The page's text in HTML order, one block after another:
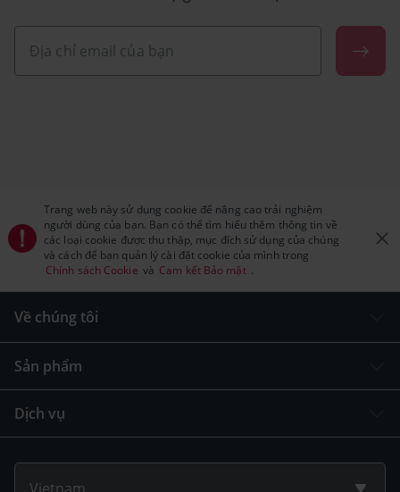
Trang web này sử dụng cookie để nâng cao trải nghiệm
người dùng của bạn. Bạn có thể tìm hiểu thêm thông tin về
các loại cookie được thu thập, mục đích sử dụng của chúng
và cách để bạn quản lý cài đặt cookie của mình trong
Chính sách Cookie và Cam kết Bảo mật .
Về chúng tôi
Sản phẩm
Dịch vụ